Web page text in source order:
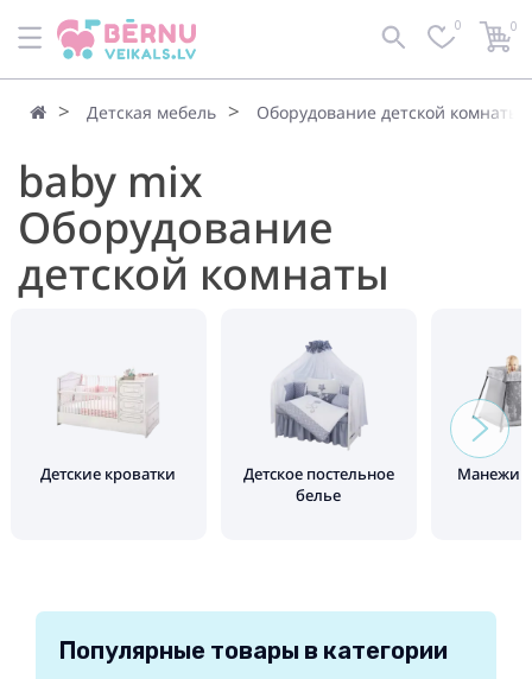
0 0
Детская мебель Оборудование детской комнаты
baby mix
Оборудование
детской комнаты
Детские кроватки
Детское постельное
белье
Манежи
Популярные товары в категории